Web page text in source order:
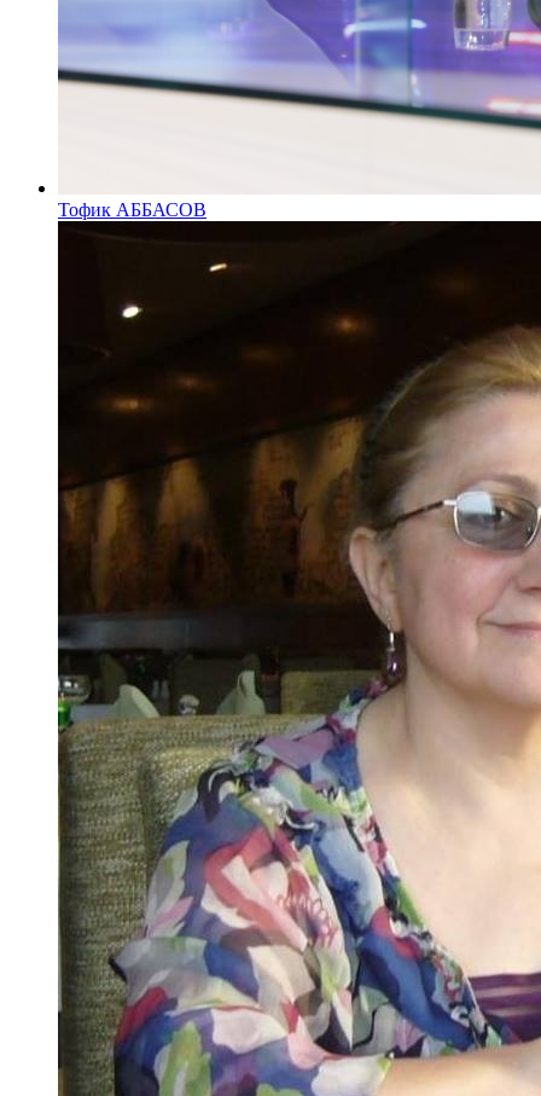
Тофик АББАСОВ